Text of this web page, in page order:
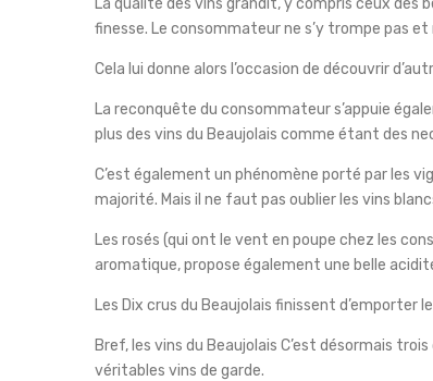
La qualité des vins grandit, y compris ceux des
finesse. Le consommateur ne s’y trompe pas
Cela lui donne alors l’occasion de découvrir
La reconquête du consommateur s’appuie
plus des vins du Beaujolais comme étant des
C’est également un phénomène porté par les
majorité. Mais il ne faut pas oublier les vins
Les rosés (qui ont le vent en poupe chez les
aromatique, propose également une belle
Les Dix crus du Beaujolais finissent
Bref, les vins du Beaujolais C’est désormais
véritables vins de garde.